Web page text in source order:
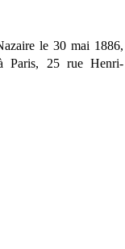
le 30 mai 1886,
Paris, 25 rue Henri-